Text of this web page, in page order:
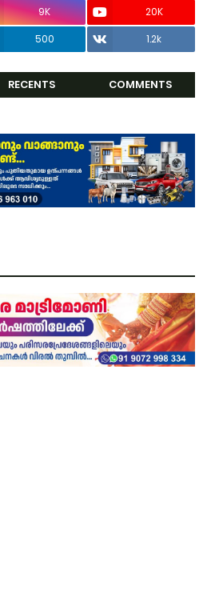
9K
20K
500 1.2k
RECENTS COMMENTS